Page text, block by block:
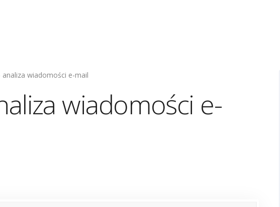
analiza wiadomości e-mail
wiadomości e-